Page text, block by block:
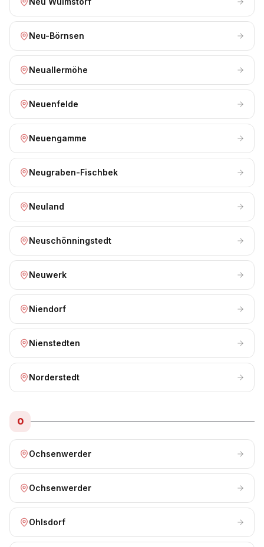
Neu-Börnsen
Neuallermöhe
Neuenfelde
Neuengamme
Neugraben-Fischbek
Neuland
Neuschönningstedt
Neuwerk
Niendorf
Nienstedten
Norderstedt
O
Ochsenwerder
Ochsenwerder
Ohlsdorf